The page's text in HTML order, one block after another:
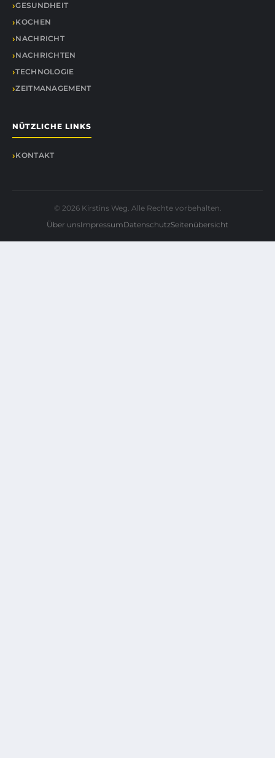
GESUNDHEIT
KOCHEN
NACHRICHT
NACHRICHTEN
TECHNOLOGIE
ZEITMANAGEMENT
NÜTZLICHE LINKS
KONTAKT
© 2026 Kirstins Weg. Alle Rechte vorbehalten.
Über unsImpressumDatenschutzSeitenübersicht